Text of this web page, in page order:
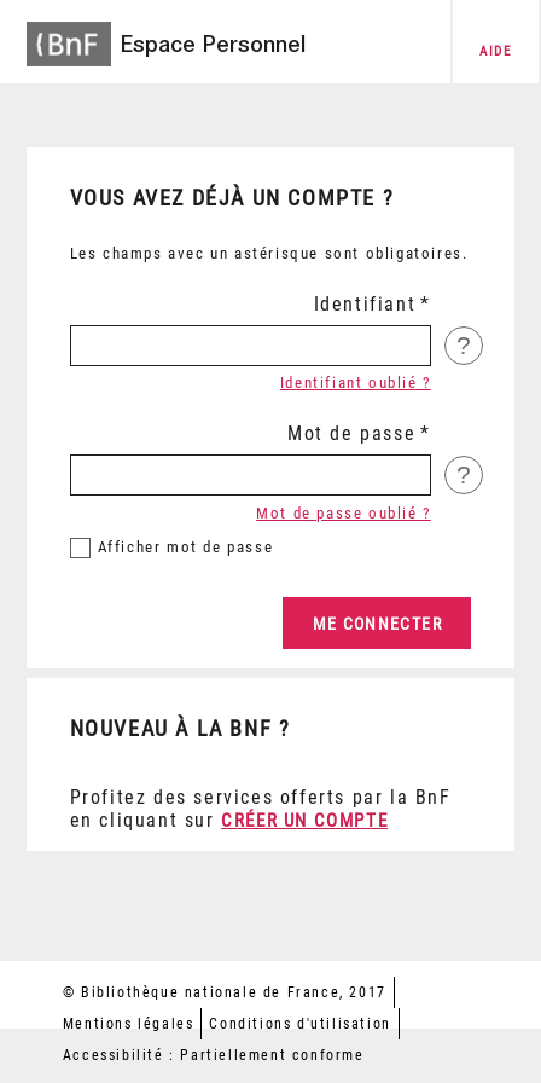
Espace Personnel AIDE
VOUS AVEZ DÉJÀ UN COMPTE ?
Les champs avec un astérisque sont obligatoires.
Identifiant
?
Identifiant oublié ?
Mot de passe
?
Afficher mot de passe
Mot de passe oublié ?
NOUVEAU À LA BNF ?
Profitez des services offerts par la BnF
en cliquant sur CRÉER UN COMPTE
© Bibliothèque nationale de France, 2017
Mentions légales
Conditions d'utilisation
Accessibilité : Partiellement conforme